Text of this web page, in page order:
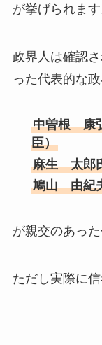
が挙げられます
政界人は確認
った代表的な
中曽根 康
臣）
麻生 太郎
鳩山 由紀
が親交のあっ
ただし実際に